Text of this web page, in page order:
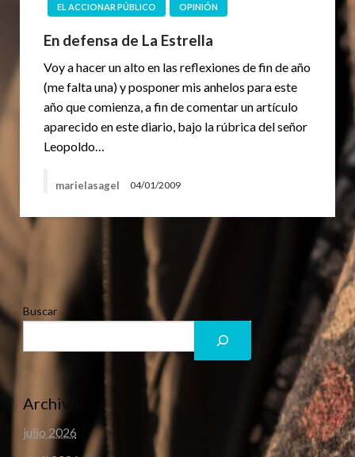
EL ACCIONAR PÚBLICO OPINIÓN
En defensa de La Estrella
Voy a hacer un alto en las reflexiones de fin de año
(me falta una) y posponer mis anhelos para este
año que comienza, a fin de comentar un artículo
aparecido en este diario, bajo la rúbrica del señor
Leopoldo…
marielasagel 04/01/2009
Buscar
Archivos
julio 2026